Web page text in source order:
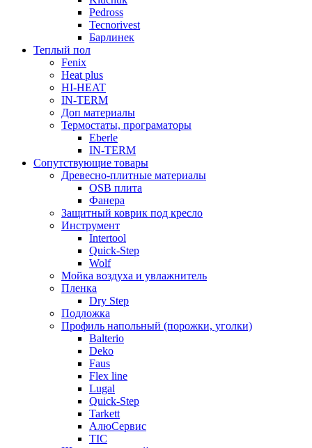
Pedross
Tecnorivest
Барлинек
Теплый пол
Fenix
Heat plus
HI-HEAT
IN-TERM
Доп материалы
Термостаты, програматоры
Eberle
IN-TERM
Сопутствующие товары
Древесно-плитные материалы
OSB плита
Фанера
Защитный коврик под кресло
Инструмент
Intertool
Quick-Step
Wolf
Мойка воздуха и увлажнитель
Пленка
Dry Step
Подложка
Профиль напольный (порожки, уголки)
Balterio
Deko
Faus
Flex line
Lugal
Quick-Step
Tarkett
АлюСервис
ТІС